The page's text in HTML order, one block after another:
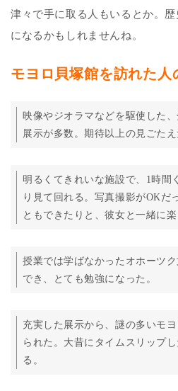
津々で手に取る人もいるとか。
になるかもしれませんね。
モヨロ貝塚館を訪れた人
映像やジオラマなどを駆使した
展示が多数。期待以上の見ごたえ
明るくてきれいな施設で、1時間
り見て回れる。写真撮影がOKだ
ともできたりと、彼女と一緒に楽
授業では学ばなかったオホーツ
でき、とても勉強になった。
充実した展示から、謎の多いモ
られた。大昔にタイムスリップ
る。